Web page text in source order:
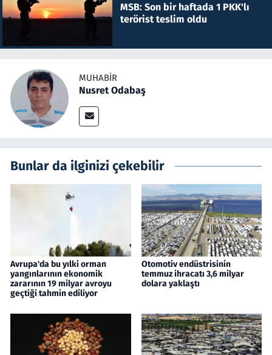
MSB: Son bir haftada 1 PKK'lı
terörist teslim oldu
MUHABIR
Nusret Odabaş
Bunlar da ilginizi çekebilir
Avrupa'da bu yılki orman
yangınlarının ekonomik
zararının 19 milyar avroyu
geçtiği tahmin ediliyor
Otomotiv endüstrisinin
temmuz ihracatı 3,6 milyar
dolara yaklaştı